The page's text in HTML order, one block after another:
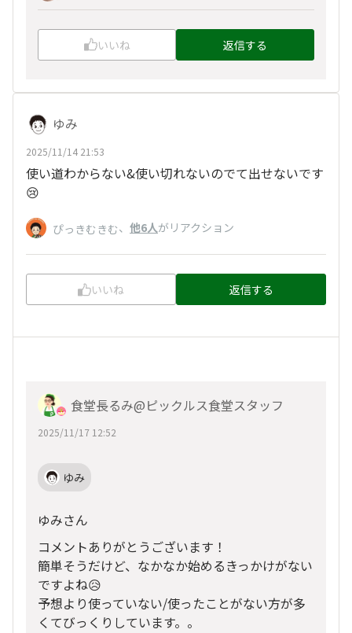
いいね 返信する
ゆみ
2025/11/14 21:53
使い道わからない&使い切れないのでて出せないです
😢
ぴっきむきむ、 他6人がリアクション
いいね 返信する
食堂長るみ@ピックルス食堂スタッフ
2025/11/17 12:52
ゆみ
ゆみさん
コメントありがとうございます！
簡単そうだけど、なかなか始めるきっかけがない
ですよね😥
予想より使っていない/使ったことがない方が多
くてびっくりしています。。